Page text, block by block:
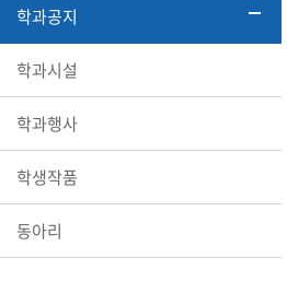
학과공지
학과시설
학과행사
학생작품
동아리